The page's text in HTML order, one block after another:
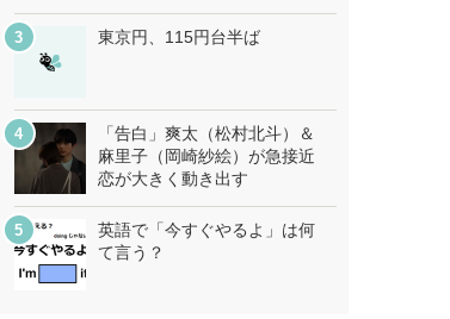
東京円、115円台半ば
「告白」爽太（松村北斗）＆
麻里子（岡崎紗絵）が急接近
恋が大きく動き出す
英語で「今すぐやるよ」は何
て言う？